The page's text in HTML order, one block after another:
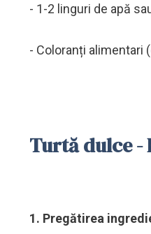
- 1-2 linguri de apă
- Coloranți alimentari
Turtă dulce -
1. Pregătirea